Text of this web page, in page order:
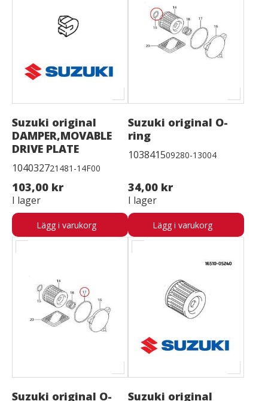
Suzuki original
DAMPER,MOVABLE
DRIVE PLATE
104032721481-14F00
103,00 kr
I lager
Lägg i varukorg
Suzuki original O-
ring
103841509280-13004
34,00 kr
I lager
Lägg i varukorg
Suzuki original O-
Suzuki original